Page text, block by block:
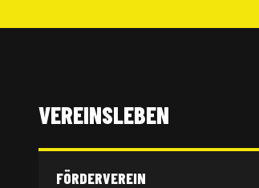
VEREINSLEBEN
FÖRDERVEREIN